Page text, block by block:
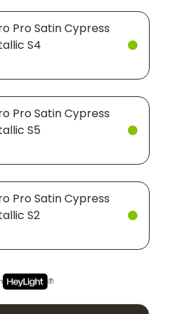
Pro Satin Cypress
S4
Pro Satin Cypress
S5
Pro Satin Cypress
S2